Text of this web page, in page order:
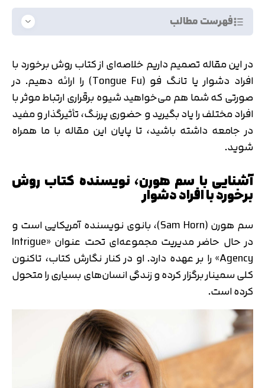
فهرست مطالب
در این مقاله تصمیم داریم خلاصه‌ای از کتاب روش برخورد با
افراد دشوار یا تانگ فو (Tongue Fu) را ارائه دهیم. در
صورتی که شما هم می‌خواهید شیوه برقراری ارتباط موثر با
افراد مختلف را یاد بگیرید و حضوری پررنگ، تأثیرگذار و مفید
در جامعه داشته باشید، تا پایان این مقاله با ما همراه
شوید.
آشنایی با سم هورن، نویسنده کتاب روش
برخورد با افراد دشوار
سم هورن (Sam Horn)، بانوی نویسنده آمریکایی است و
در حال حاضر مدیریت مجموعه‌ای تحت عنوان «Intrigue
Agency» را بر عهده دارد. او در کنار نگارش کتاب، تاکنون
کلی سمینار برگزار کرده و زندگی انسان‌های بسیاری را متحول
کرده است.